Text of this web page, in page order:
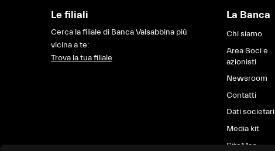
Le filiali
Cerca la filiale di Banca Valsabbina più
vicina a te:
Trova la tua filiale
La Banca
Chi siamo
Area Soci e
azionisti
Newsroom
Contatti
Dati societari
Media kit
SiteMap